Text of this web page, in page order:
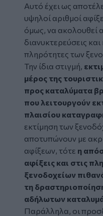
Αυτό έχει ως
υψηλοί αριθμοί
όμως, να ακολουθεί
διανυκτερεύσεις
πληρότητες των
Την ίδια στιγμή,
μέρος της
προς καταλύματα
που λειτουργούν
πλαισίου
εκτίμηση των
αποτυπώνουν με
αφίξεων, τότε η
αφίξεις και στις
ξενοδοχείων
τη
αδήλωτων
Παράλληλα, οι